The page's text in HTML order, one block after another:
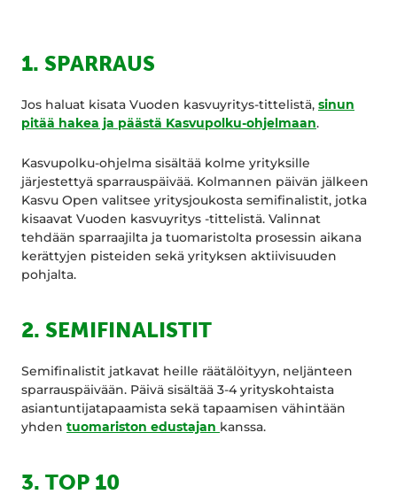
1. SPARRAUS
Jos haluat kisata Vuoden kasvuyritys-tittelistä, sinun
pitää hakea ja päästä Kasvupolku-ohjelmaan.
Kasvupolku-ohjelma sisältää kolme yrityksille
järjestettyä sparrauspäivää. Kolmannen päivän jälkeen
Kasvu Open valitsee yritysjoukosta semifinalistit, jotka
kisaavat Vuoden kasvuyritys -tittelistä. Valinnat
tehdään sparraajilta ja tuomaristolta prosessin aikana
kerättyjen pisteiden sekä yrityksen aktiivisuuden
pohjalta.
2. SEMIFINALISTIT
Semifinalistit jatkavat heille räätälöityyn, neljänteen
sparrauspäivään. Päivä sisältää 3-4 yrityskohtaista
asiantuntijatapaamista sekä tapaamisen vähintään
yhden tuomariston edustajan kanssa.
3. TOP 10